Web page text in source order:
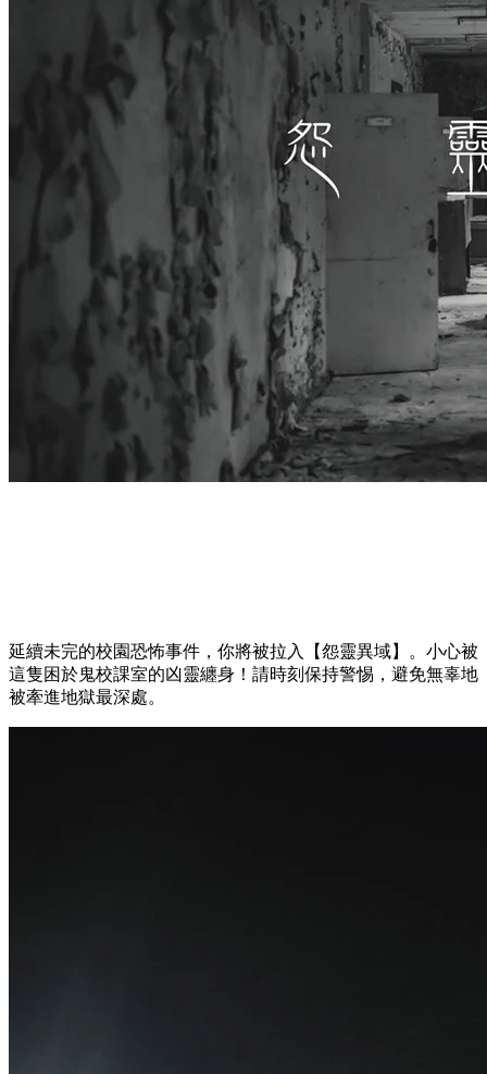
延續未完的校園恐怖事件，你將被拉入【怨靈異域】。小心被
這隻困於鬼校課室的凶靈纏身！請時刻保持警惕，避免無辜地
被牽進地獄最深處。